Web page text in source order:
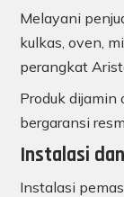
Melayani
kulkas, oven,
perangkat
Produk dijamin
bergaransi
Instalasi
Instalasi